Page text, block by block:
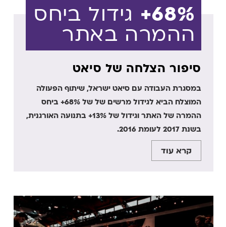
68%+ גידול ביחס
ההמרה באתר
סיפור הצלחה של סיאט
במסגרת העבודה עם סיאט ישראל, שיתוף הפעולה
המוצלח הביא לגידול מרשים של של 68%+ ביחס
ההמרה של האתר וגידול של 13%+ בתנועה האורגנית,
בשנת 2017 לעומת 2016.
קרא עוד